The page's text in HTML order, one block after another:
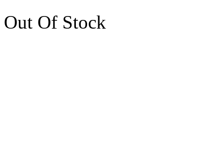
Out Of Stock